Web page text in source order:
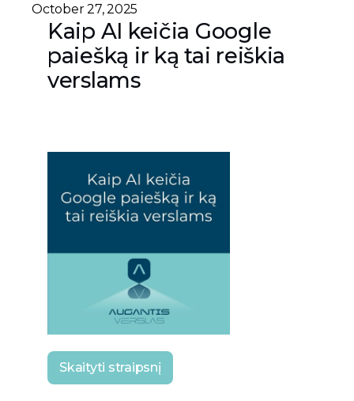
October 27, 2025
Kaip AI keičia Google
paiešką ir ką tai reiškia
verslams
Skaityti straipsnį